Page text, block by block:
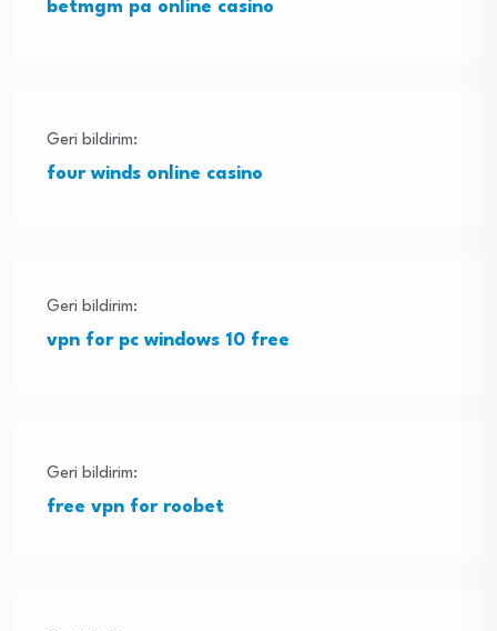
betmgm pa online casino
Geri bildirim:
four winds online casino
Geri bildirim:
vpn for pc windows 10 free
Geri bildirim:
free vpn for roobet